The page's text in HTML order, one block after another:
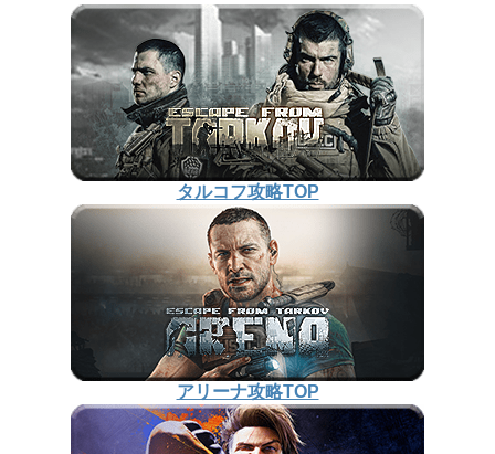
タルコフ攻略TOP
アリーナ攻略TOP